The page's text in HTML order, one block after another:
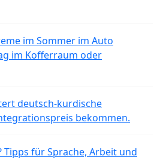
im Sommer im Auto
im Kofferraum oder
deutsch-kurdische
bekommen.
Tipps für Sprache, Arbeit und